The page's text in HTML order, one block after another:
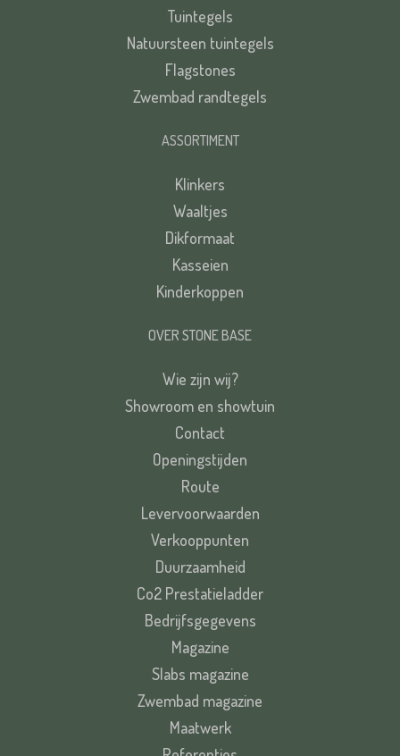
Tuintegels
Natuursteen tuintegels
Flagstones
Zwembad randtegels
ASSORTIMENT
Klinkers
Waaltjes
Dikformaat
Kasseien
Kinderkoppen
OVER STONE BASE
Wie zijn wij?
Showroom en showtuin
Contact
Openingstijden
Route
Levervoorwaarden
Verkooppunten
Duurzaamheid
Co2 Prestatieladder
Bedrijfsgegevens
Magazine
Slabs magazine
Zwembad magazine
Maatwerk